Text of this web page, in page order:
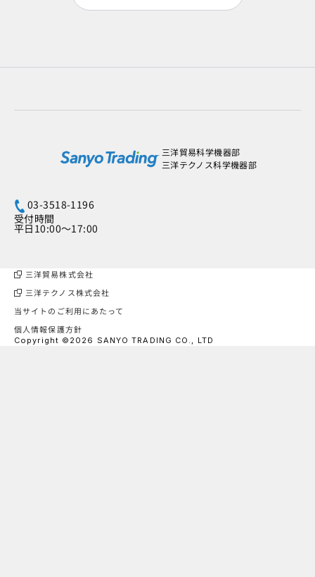
三洋貿易科学機器部
三洋テクノス科学機器部
03-3518-1196
受付時間
平日10:00～17:00
三洋貿易株式会社
三洋テクノス株式会社
当サイトのご利用にあたって
個人情報保護方針
Copyright ©2026 SANYO TRADING CO., LTD